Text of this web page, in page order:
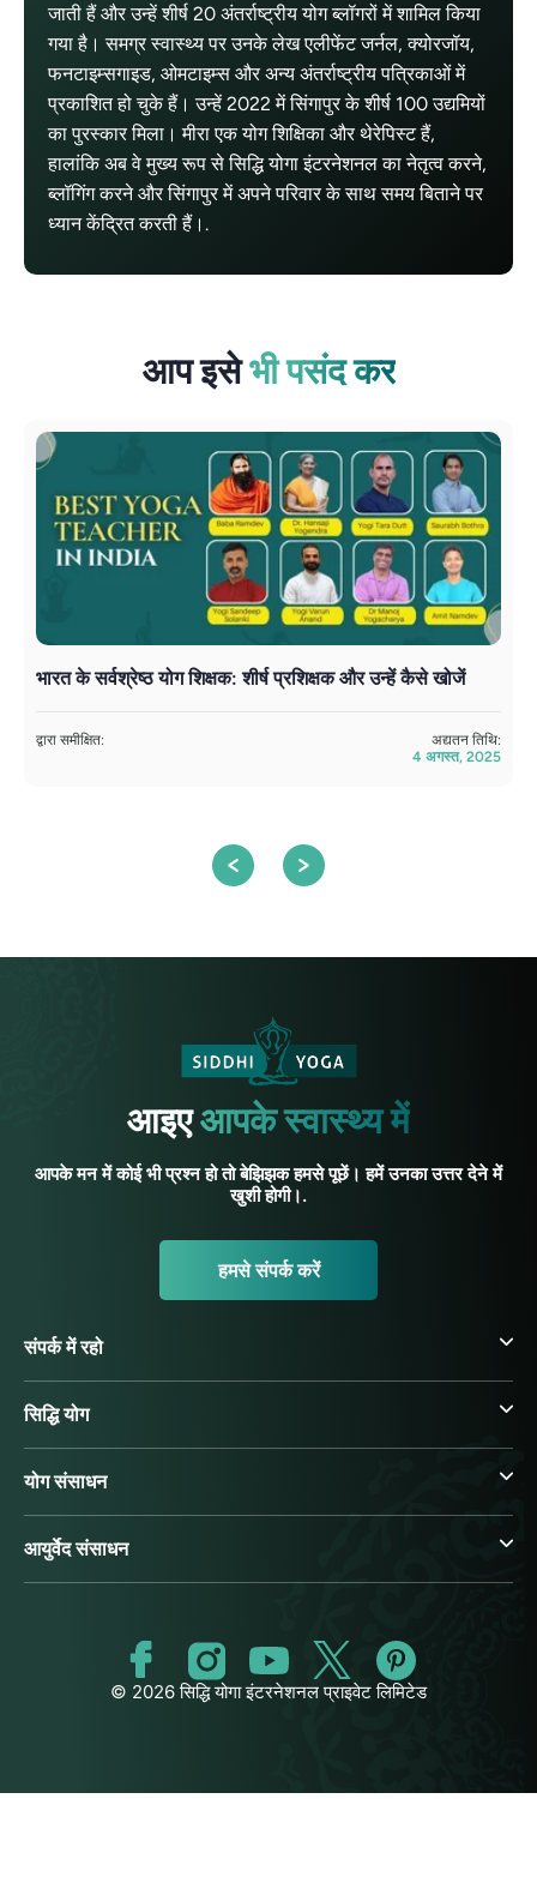
जाती हैं और उन्हें शीर्ष 20 अंतर्राष्ट्रीय योग ब्लॉगरों में शामिल किया
गया है। समग्र स्वास्थ्य पर उनके लेख एलीफेंट जर्नल, क्योरजॉय,
फनटाइम्सगाइड, ओमटाइम्स और अन्य अंतर्राष्ट्रीय पत्रिकाओं में
प्रकाशित हो चुके हैं। उन्हें 2022 में सिंगापुर के शीर्ष 100 उद्यमियों
का पुरस्कार मिला। मीरा एक योग शिक्षिका और थेरेपिस्ट हैं,
हालांकि अब वे मुख्य रूप से सिद्धि योगा इंटरनेशनल का नेतृत्व करने,
ब्लॉगिंग करने और सिंगापुर में अपने परिवार के साथ समय बिताने पर
ध्यान केंद्रित करती हैं।.
आप इसेभी पसंद कर
भारत के सर्वश्रेष्ठ योग शिक्षक: शीर्ष प्रशिक्षक और उन्हें कैसे खोजें
द्वारा समीक्षित:
अद्यतन तिथि:
4 अगस्त, 2025
आइएआपके स्वास्थ्य में
आपके मन में कोई भी प्रश्न हो तो बेझिझक हमसे पूछें। हमें उनका उत्तर देने में
खुशी होगी।.
हमसे संपर्क करें
संपर्क में रहो
सिद्धि योग
योग संसाधन
आयुर्वेद संसाधन
© 2026 सिद्धि योगा इंटरनेशनल प्राइवेट लिमिटेड